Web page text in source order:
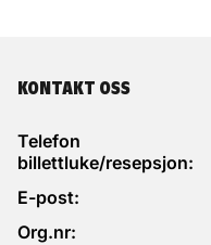
KONTAKT OSS
Telefon
billettluke/resepsjon:
E-post:
Org.nr: